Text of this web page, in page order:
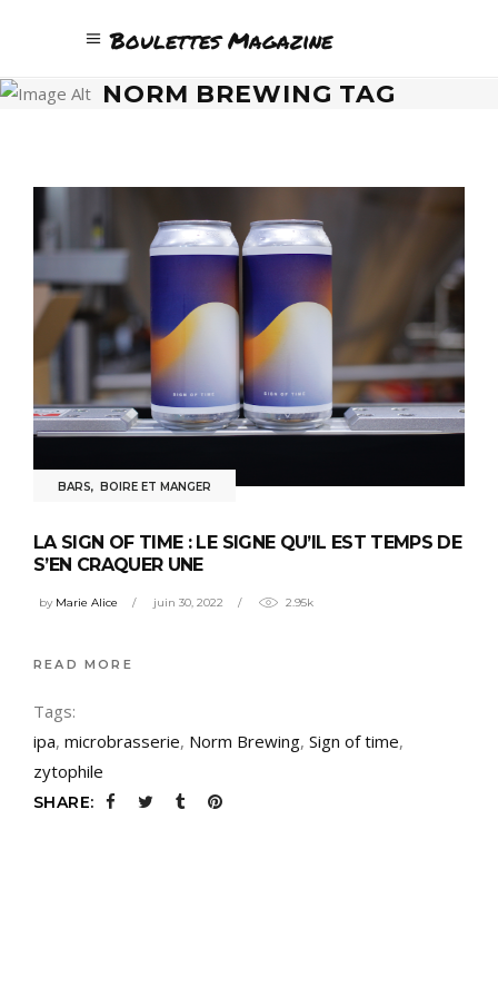
Boulettes Magazine
NORM BREWING TAG
BARS, BOIRE ET MANGER
LA SIGN OF TIME : LE SIGNE QU’IL EST TEMPS DE
S’EN CRAQUER UNE
by Marie Alice juin 30, 2022 2.95k
READ MORE
Tags:
ipa, microbrasserie, Norm Brewing, Sign of time,
zytophile
SHARE: